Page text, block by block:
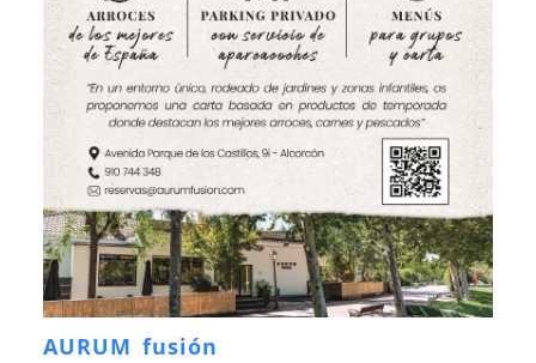
AURUM fusión